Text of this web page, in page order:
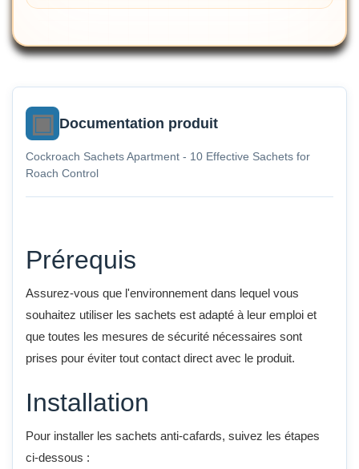
Documentation produit
Cockroach Sachets Apartment - 10 Effective Sachets for
Roach Control
Prérequis
Assurez-vous que l'environnement dans lequel vous
souhaitez utiliser les sachets est adapté à leur emploi et
que toutes les mesures de sécurité nécessaires sont
prises pour éviter tout contact direct avec le produit.
Installation
Pour installer les sachets anti-cafards, suivez les étapes
ci-dessous :